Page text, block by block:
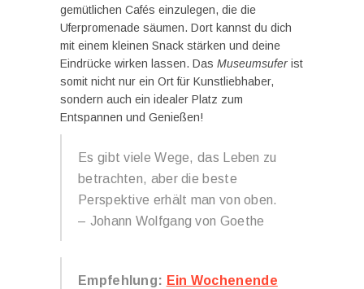
gemütlichen Cafés einzulegen, die die
Uferpromenade säumen. Dort kannst du dich
mit einem kleinen Snack stärken und deine
Eindrücke wirken lassen. Das Museumsufer ist
somit nicht nur ein Ort für Kunstliebhaber,
sondern auch ein idealer Platz zum
Entspannen und Genießen!
Es gibt viele Wege, das Leben zu
betrachten, aber die beste
Perspektive erhält man von oben.
– Johann Wolfgang von Goethe
Empfehlung: Ein Wochenende